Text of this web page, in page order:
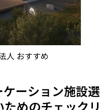
人 おすすめ
ーション施設選
めのチェックリ